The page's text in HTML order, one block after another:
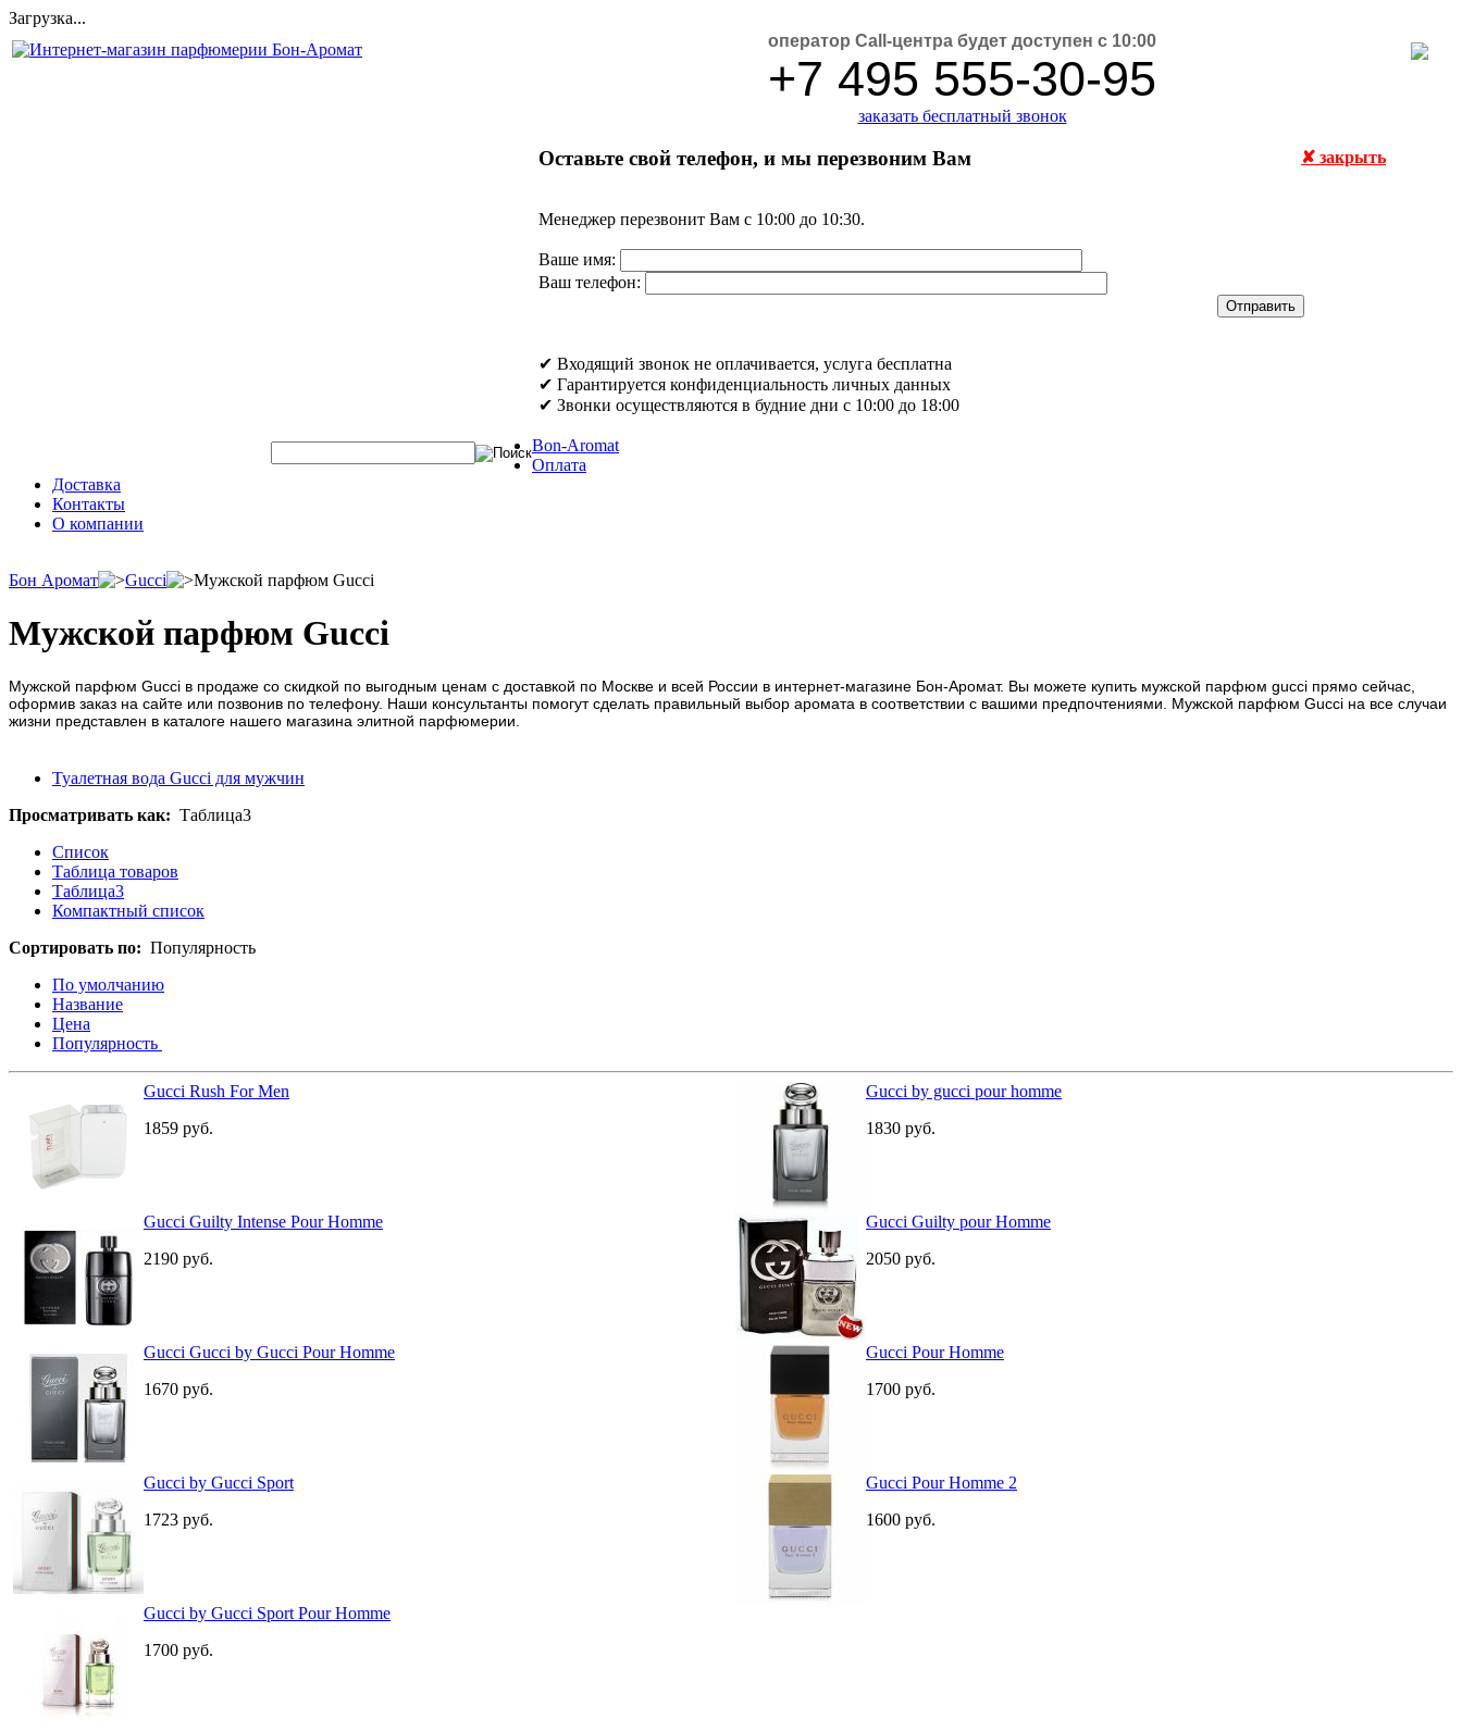
Загрузка...
оператор Call-центра будет доступен с 10:00
+7 495 555-30-95
заказать бесплатный звонок
✘ закрыть
Оставьте свой телефон, и мы перезвоним Вам
Менеджер перезвонит Вам с 10:00 до 10:30.
Ваше имя:
Ваш телефон:
✔ Входящий звонок не оплачивается, услуга бесплатна
✔ Гарантируется конфиденциальность личных данных
✔ Звонки осуществляются в будние дни с 10:00 до 18:00
Bon-Aromat
Оплата
Доставка
Контакты
О компании
Бон Аромат Gucci Мужской парфюм Gucci
Мужской парфюм Gucci
Мужской парфюм Gucci в продаже со скидкой по выгодным ценам с доставкой по Москве и всей России в интернет-магазине Бон-Аромат. Вы можете купить мужской парфюм gucci прямо сейчас,
оформив заказ на сайте или позвонив по телефону. Наши консультанты помогут сделать правильный выбор аромата в соответствии с вашими предпочтениями. Мужской парфюм Gucci на все случаи
жизни представлен в каталоге нашего магазина элитной парфюмерии.
Туалетная вода Gucci для мужчин
Просматривать как: Таблица3
Список
Таблица товаров
Таблица3
Компактный список
Сортировать по: Популярность
По умолчанию
Название
Цена
Популярность
Gucci Rush For Men
1859 руб.
Gucci by gucci pour homme
1830 руб.
Gucci Guilty Intense Pour Homme
2190 руб.
Gucci Guilty pour Homme
2050 руб.
Gucci Gucci by Gucci Pour Homme
1670 руб.
Gucci Pour Homme
1700 руб.
Gucci by Gucci Sport
1723 руб.
Gucci Pour Homme 2
1600 руб.
Gucci by Gucci Sport Pour Homme
1700 руб.